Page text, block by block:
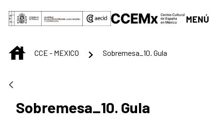
Skip to Main Content
MENÚ
INICIOCCE - MEXICO Sobremesa_10. Gula
Sobremesa_10. Gula